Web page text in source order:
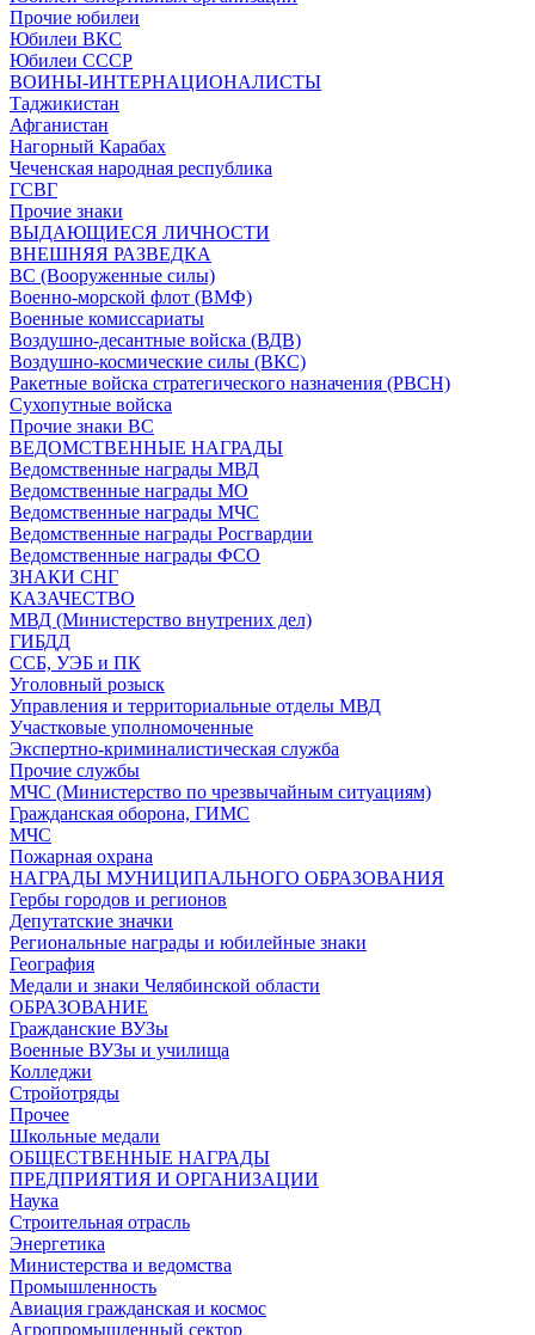
Прочие юбилеи
Юбилеи ВКС
Юбилеи СССР
ВОИНЫ-ИНТЕРНАЦИОНАЛИСТЫ
Таджикистан
Афганистан
Нагорный Карабах
Чеченская народная республика
ГСВГ
Прочие знаки
ВЫДАЮЩИЕСЯ ЛИЧНОСТИ
ВНЕШНЯЯ РАЗВЕДКА
ВС (Вооруженные силы)
Военно-морской флот (ВМФ)
Военные комиссариаты
Воздушно-десантные войска (ВДВ)
Воздушно-космические силы (ВКС)
Ракетные войска стратегического назначения (РВСН)
Сухопутные войска
Прочие знаки ВС
ВЕДОМСТВЕННЫЕ НАГРАДЫ
Ведомственные награды МВД
Ведомственные награды МО
Ведомственные награды МЧС
Ведомственные награды Росгвардии
Ведомственные награды ФСО
ЗНАКИ СНГ
КАЗАЧЕСТВО
МВД (Министерство внутрених дел)
ГИБДД
ССБ, УЭБ и ПК
Уголовный розыск
Управления и территориальные отделы МВД
Участковые уполномоченные
Экспертно-криминалистическая служба
Прочие службы
МЧС (Министерство по чрезвычайным ситуациям)
Гражданская оборона, ГИМС
МЧС
Пожарная охрана
НАГРАДЫ МУНИЦИПАЛЬНОГО ОБРАЗОВАНИЯ
Гербы городов и регионов
Депутатские значки
Региональные награды и юбилейные знаки
География
Медали и знаки Челябинской области
ОБРАЗОВАНИЕ
Гражданские ВУЗы
Военные ВУЗы и училища
Колледжи
Стройотряды
Прочее
Школьные медали
ОБЩЕСТВЕННЫЕ НАГРАДЫ
ПРЕДПРИЯТИЯ И ОРГАНИЗАЦИИ
Наука
Строительная отрасль
Энергетика
Министерства и ведомства
Промышленность
Авиация гражданская и космос
Агропромышленный сектор